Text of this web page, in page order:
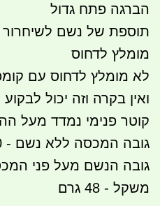
הברגה פתח גדול
תוספת של נשם
מומלץ לדחוס
לא מומלץ לדחוס עם
ואין בקרה וזה יכול
קוטר פנימי נמדד מעל
גובה המכסה ללא נשם - 30 ממ
גובה הנשם מעל פני המכסה -
משקל - 48 גרם